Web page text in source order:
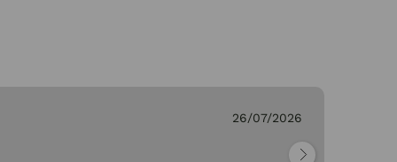
26/07/2026